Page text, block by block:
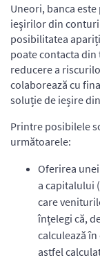
Uneori, banca
ieşirilor din
posibilitatea
poate contacta
reducere a
colaborează cu
soluție de ieșire
Printre posibilele
următoarele:
Oferirea unei
a capitalului
care
înțelegi că,
calculează
astfel